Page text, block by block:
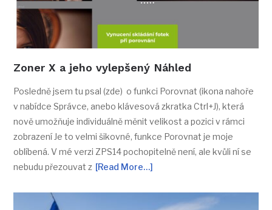
Zoner X a jeho vylepšený Náhled
Posledně jsem tu psal (zde) o funkci Porovnat (ikona nahoře
v nabídce Správce, anebo klávesová zkratka Ctrl+J), která
nově umožňuje individuálně měnit velikost a pozici v rámci
zobrazení Je to velmi šikovné, funkce Porovnat je moje
oblíbená. V mé verzi ZPS14 pochopitelně není, ale kvůli ní se
nebudu přezouvat z [Read More…]